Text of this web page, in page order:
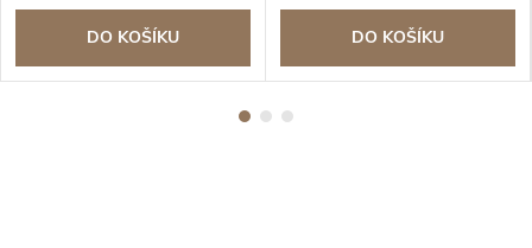
DO KOŠÍKU DO KOŠÍKU